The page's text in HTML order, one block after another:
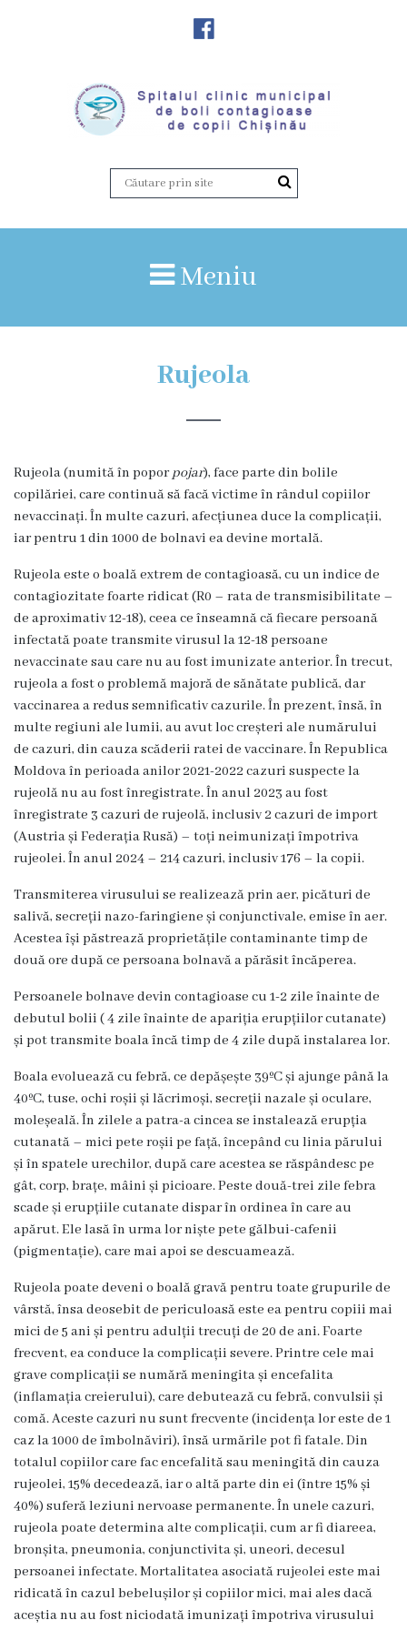
instituției
Vicedirector
Locuri
vacante
Calitate
Regulamente
Istorii
de
succes
Secții
Unitatea
primiri
urgente
Secția
1
nr.
2
Secția
nr.
3
Secția
nr.
4
Secția
terapie
intensivă
și
reanimare
Laborator
Transparență
Meniu
Rujeola
Rujeola (numită în poporpojar), face parte din bolile
copilăriei, care continuă să facă victime în rândul copiilor
nevaccinați. În multe cazuri, afecțiunea duce la complicații,
iar pentru 1 din 1000 de bolnavi ea devine mortală.
Rujeola este o boală extrem de contagioasă, cu un indice de
contagiozitate foarte ridicat (R0 – rata de transmisibilitate –
de aproximativ 12-18), ceea ce înseamnă că fiecare persoană
infectată poate transmite virusul la 12-18 persoane
nevaccinate sau care nu au fost imunizate anterior. În trecut,
rujeola a fost o problemă majoră de sănătate publică, dar
vaccinarea a redus semnificativ cazurile. În prezent, însă, în
multe regiuni ale lumii, au avut loc creșteri ale numărului
de cazuri, din cauza scăderii ratei de vaccinare. În Republica
Moldova în perioada anilor 2021-2022 cazuri suspecte la
rujeolă nu au fost înregistrate. În anul 2023 au fost
înregistrate 3 cazuri de rujeolă, inclusiv 2 cazuri de import
(Austria și Federația Rusă) – toți neimunizați împotriva
rujeolei. În anul 2024 – 214 cazuri, inclusiv 176 – la copii.
Transmiterea virusului se realizează prin aer, picături de
salivă, secreții nazo-faringiene și conjunctivale, emise în aer.
Acestea își păstrează proprietățile contaminante timp de
două ore după ce persoana bolnavă a părăsit încăperea.
Persoanele bolnave devin contagioase cu 1-2 zile înainte de
debutul bolii ( 4 zile înainte de apariția erupțiilor cutanate)
și pot transmite boala încă timp de 4 zile după instalarea lor.
Boala evoluează cu febră, ce depășește 39ºC și ajunge până la
40ºC, tuse, ochi roșii și lăcrimoși, secreții nazale și oculare,
moleșeală. În zilele a patra-a cincea se instalează erupția
cutanată – mici pete roșii pe față, începând cu linia părului
și în spatele urechilor, după care acestea se răspândesc pe
gât, corp, brațe, mâini și picioare. Peste două-trei zile febra
scade și erupțiile cutanate dispar în ordinea în care au
apărut. Ele lasă în urma lor niște pete gălbui-cafenii
(pigmentație), care mai apoi se descuamează.
Rujeola poate deveni o boală gravă pentru toate grupurile de
vârstă, însa deosebit de periculoasă este ea pentru copiii mai
mici de 5 ani și pentru adulții trecuți de 20 de ani. Foarte
frecvent, ea conduce la complicații severe. Printre cele mai
grave complicații se numără meningita și encefalita
(inflamația creierului), care debutează cu febră, convulsii și
comă. Aceste cazuri nu sunt frecvente (incidența lor este de 1
caz la 1000 de îmbolnăviri), însă urmările pot fi fatale. Din
totalul copiilor care fac encefalită sau meningită din cauza
rujeolei, 15% decedează, iar o altă parte din ei (între 15% și
40%) suferă leziuni nervoase permanente. În unele cazuri,
rujeola poate determina alte complicații, cum ar fi diareea,
bronșita, pneumonia, conjunctivita și, uneori, decesul
persoanei infectate. Mortalitatea asociată rujeolei este mai
ridicată în cazul bebelușilor și copiilor mici, mai ales dacă
aceștia nu au fost niciodată imunizați împotriva virusului